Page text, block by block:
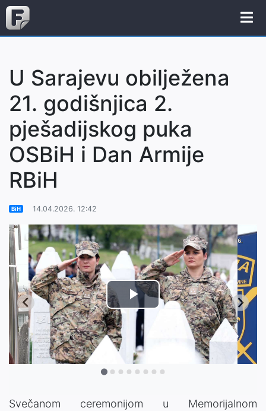
U Sarajevu obilježena
21. godišnjica 2.
pješadijskog puka
OSBiH i Dan Armije
RBiH
BiH 14.04.2026. 12:42
Play
Video
Svečanom ceremonijom u Memorijalnom